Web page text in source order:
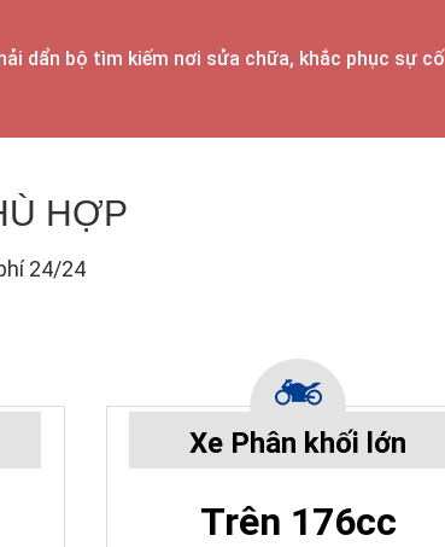
dẩn bộ tìm kiếm nơi sửa chữa, khắc phục sự cố
HỢP
24/24
Xe Phân khối lớn
Trên 176cc